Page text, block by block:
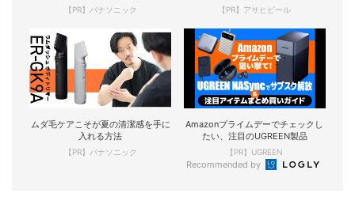
【PR】パナソニック 【PR】アサヒビール
ムダ毛ケアこそが夏の清潔感を手に
入れる方法
【PR】パナソニック
Amazonプライムデーでチェックし
たい、注目のUGREEN製品
【PR】UGREEN
Recommended by